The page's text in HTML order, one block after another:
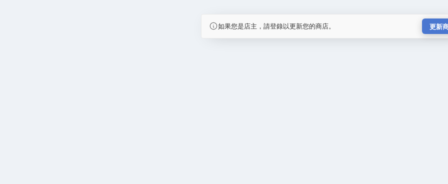
如果您是店主，請登錄以更新您的商店。 更新